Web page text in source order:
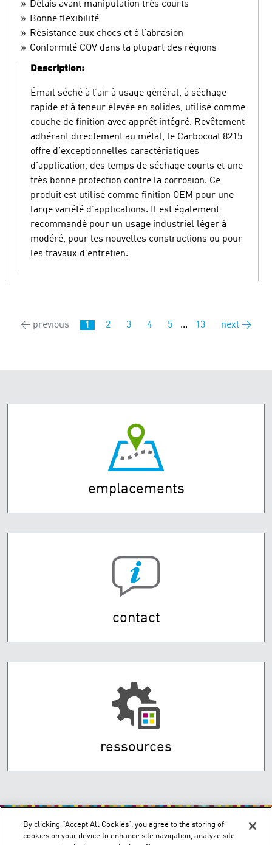
Délais avant manipulation très courts
Bonne flexibilité
Résistance aux chocs et à l’abrasion
Conformité COV dans la plupart des régions
Description:
Émail séché à l’air à usage général, à séchage
rapide et à teneur élevée en solides, utilisé comme
couche de finition avec apprêt intégré. Revêtement
adhérant directement au métal, le Carbocoat 8215
offre d’exceptionnelles caractéristiques
d’application, des temps de séchage courts et une
très bonne protection contre la corrosion. Ce
produit est utilisé comme finition OEM pour une
large variété d’applications. Il est également
recommandé pour un usage industriel léger à
modéré, pour les nouvelles constructions ou pour
les travaux d’entretien.
← previous 1 2 3 4 5 ... 13 next →
emplacements
contact
ressources
By clicking “Accept All Cookies”, you agree to the storing of
cookies on your device to enhance site navigation, analyze site